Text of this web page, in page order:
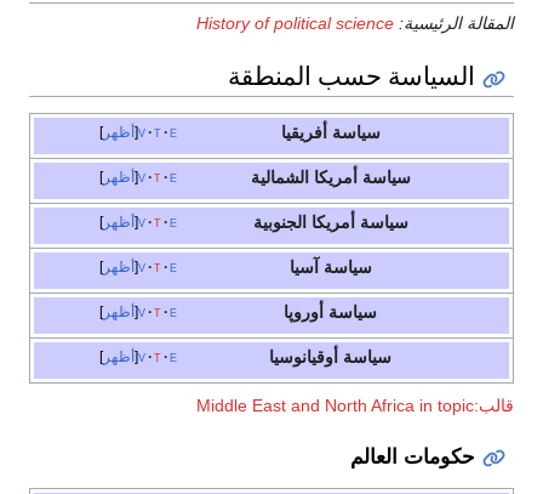
المقالة الرئيسية: History of political science
السياسة حسب المنطقة
أظهر v t e سياسة أفريقيا
أظهر v t e سياسة أمريكا الشمالية
أظهر v t e سياسة أمريكا الجنوبية
أظهر v t e سياسة آسيا
أظهر v t e سياسة أوروپا
أظهر v t e سياسة أوقيانوسيا
قالب:Middle East and North Africa in topic
حكومات العالم